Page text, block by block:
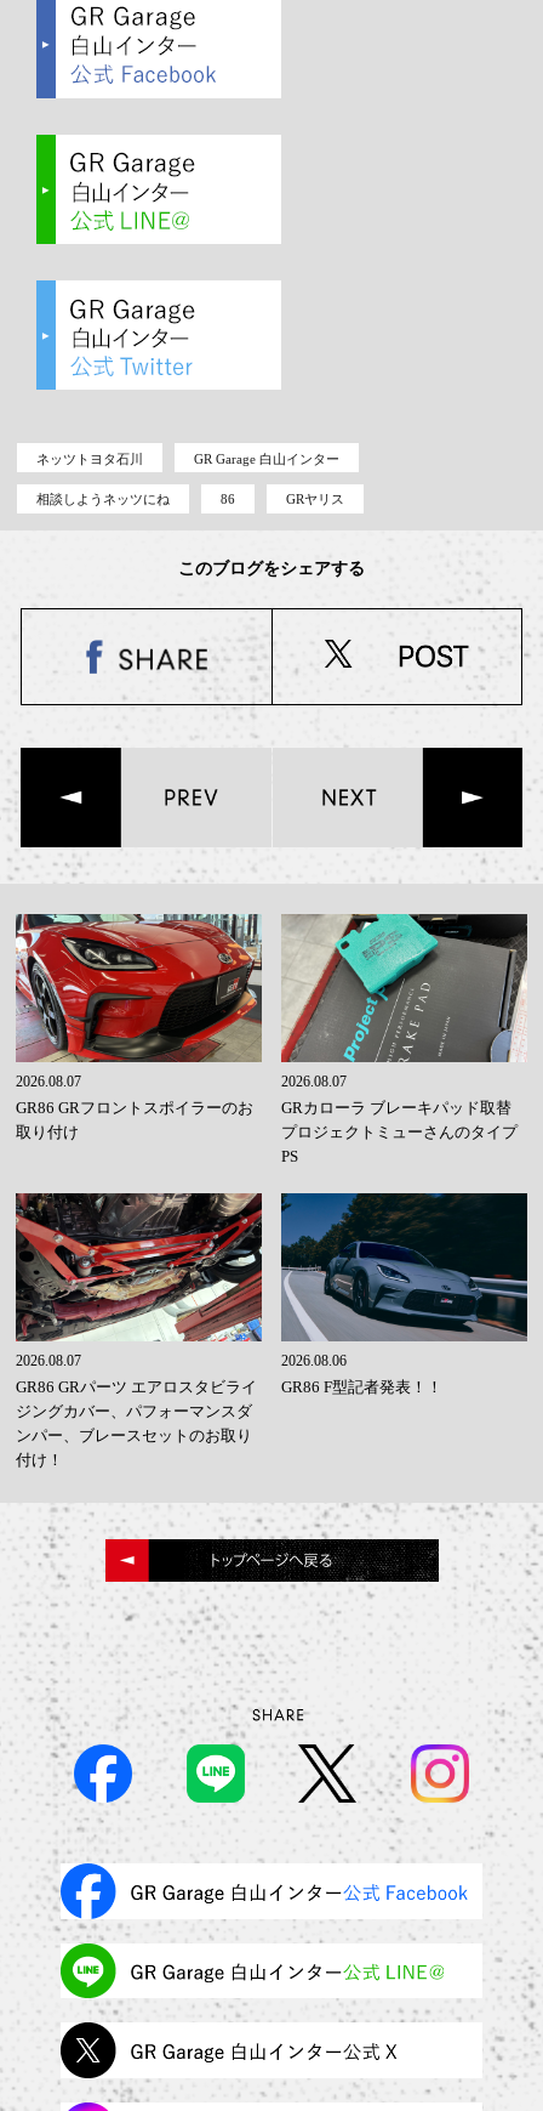
ネッツトヨタ石川 GR Garage 白山インター
相談しようネッツにね 86 GRヤリス
このブログをシェアする
2026.08.07
GR86 GRフロントスポイラーのお
取り付け
2026.08.07
GRカローラ ブレーキパッド取替
プロジェクトミューさんのタイプ
PS
2026.08.07
GR86 GRパーツ エアロスタビライ
ジングカバー、パフォーマンスダ
ンパー、ブレースセットのお取り
付け！
2026.08.06
GR86 F型記者発表！！